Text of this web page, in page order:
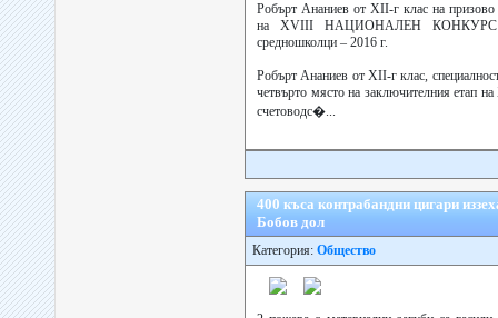
Робърт Ананиев от XII-г клас на призово
на XVIII НАЦИОНАЛЕН
средношколци – 2016 г.
Робърт Ананиев от XII-г клас,
четвърто място на заключителния етап
счетоводс�...
400 къса контрабандни цигари
Бобов дол
Категория: Общество